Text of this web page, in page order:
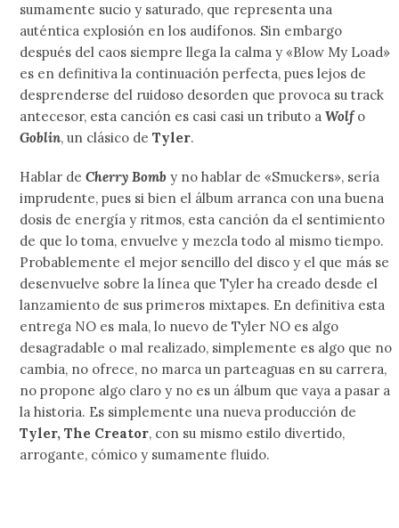
sumamente sucio y saturado, que representa una
auténtica explosión en los audífonos. Sin embargo
después del caos siempre llega la calma y «Blow My Load»
es en definitiva la continuación perfecta, pues lejos de
desprenderse del ruidoso desorden que provoca su track
antecesor, esta canción es casi casi un tributo aWolf o
Goblin, un clásico deTyler.
Hablar deCherry Bomb y no hablar de «Smuckers», sería
imprudente, pues si bien el álbum arranca con una buena
dosis de energía y ritmos, esta canción da el sentimiento
de que lo toma, envuelve y mezcla todo al mismo tiempo.
Probablemente el mejor sencillo del disco y el que más se
desenvuelve sobre la línea que Tyler ha creado desde el
lanzamiento de sus primeros mixtapes. En definitiva esta
entrega NO es mala, lo nuevo de Tyler NO es algo
desagradable o mal realizado, simplemente es algo que no
cambia, no ofrece, no marca un parteaguas en su carrera,
no propone algo claro y no es un álbum que vaya a pasar a
la historia. Es simplemente una nueva producción de
Tyler, The Creator, con su mismo estilo divertido,
arrogante, cómico y sumamente fluido.